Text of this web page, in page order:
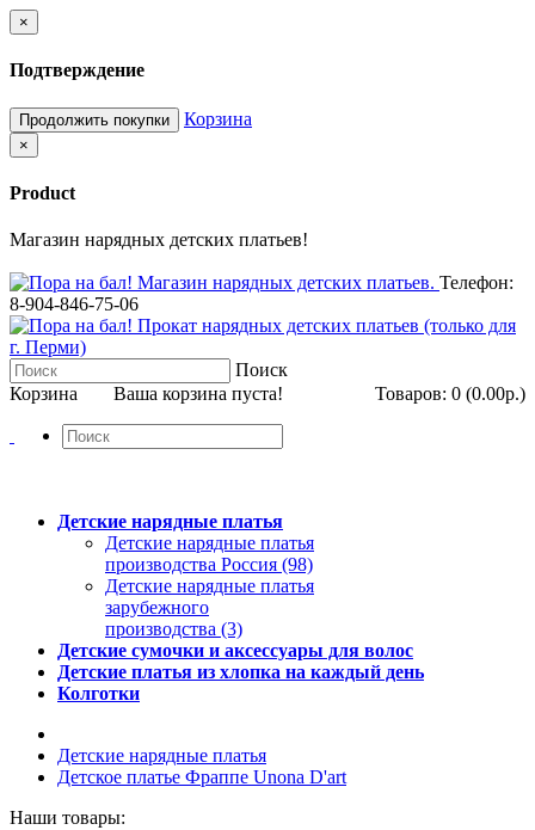
×
Подтверждение
Продолжить покупки Корзина
×
Product
Магазин нарядных детских платьев!
Телефон:
8-904-846-75-06
Поиск
Корзина
Товаров: 0 (0.00р.)
Ваша корзина пуста!
Детские нарядные платья
Детские нарядные платья
производства Россия (98)
Детские нарядные платья
зарубежного
производства (3)
Детские сумочки и аксессуары для волос
Детские платья из хлопка на каждый день
Колготки
Детские нарядные платья
Детское платье Фраппе Unona D'art
Наши товары: